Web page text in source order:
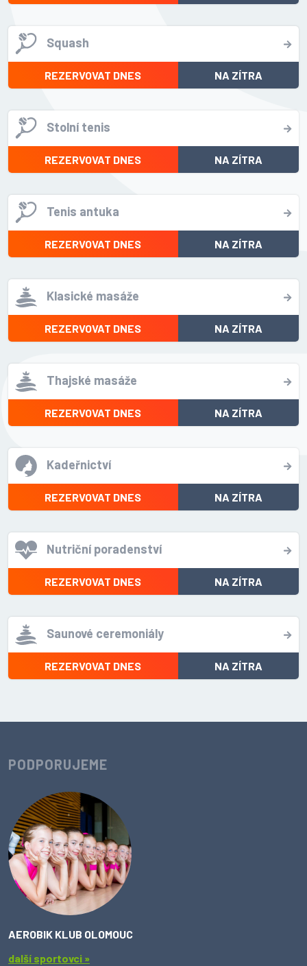
Squash
REZERVOVAT DNES NA ZÍTRA
Stolní tenis
REZERVOVAT DNES NA ZÍTRA
Tenis antuka
REZERVOVAT DNES NA ZÍTRA
Klasické masáže
REZERVOVAT DNES NA ZÍTRA
Thajské masáže
REZERVOVAT DNES NA ZÍTRA
Kadeřnictví
REZERVOVAT DNES NA ZÍTRA
Nutriční poradenství
REZERVOVAT DNES NA ZÍTRA
Saunové ceremoniály
REZERVOVAT DNES NA ZÍTRA
PODPORUJEME
AEROBIK KLUB OLOMOUC
další sportovci »